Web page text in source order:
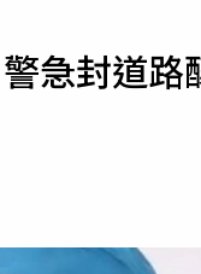
急封道路